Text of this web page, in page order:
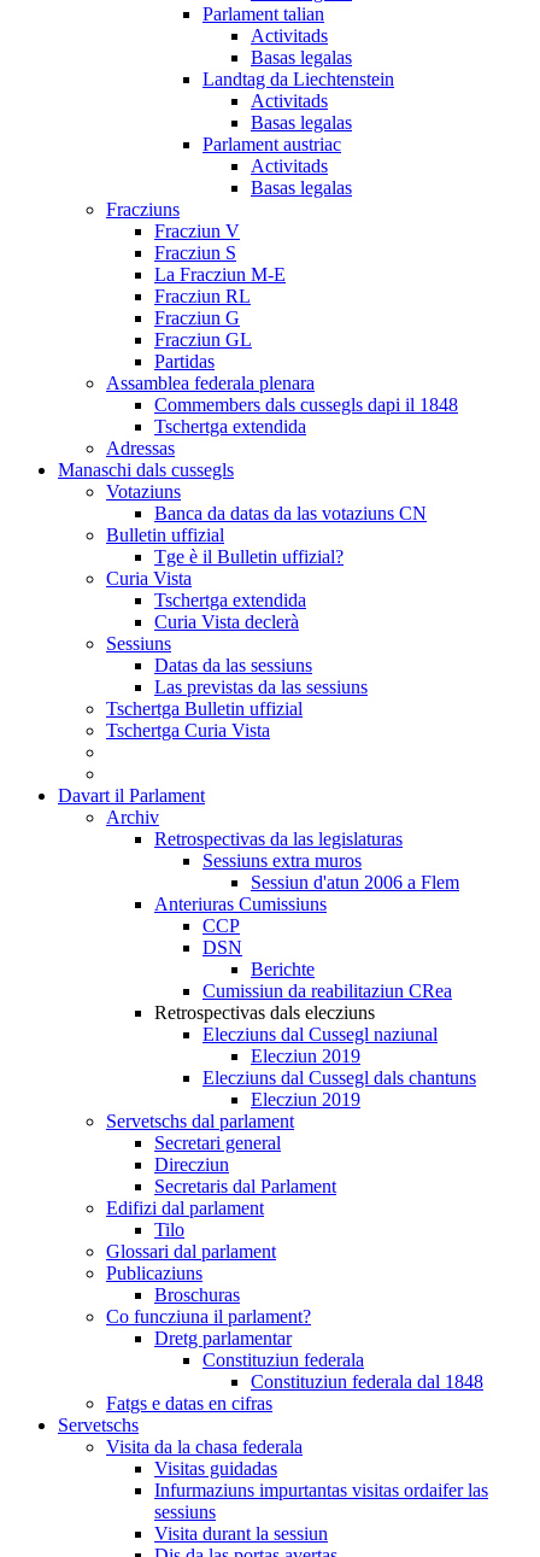
Parlament talian
Activitads
Basas legalas
Landtag da Liechtenstein
Activitads
Basas legalas
Parlament austriac
Activitads
Basas legalas
Fracziuns
Fracziun V
Fracziun S
La Fracziun M-E
Fracziun RL
Fracziun G
Fracziun GL
Partidas
Assamblea federala plenara
Commembers dals cussegls dapi il 1848
Tschertga extendida
Adressas
Manaschi dals cussegls
Votaziuns
Banca da datas da las votaziuns CN
Bulletin uffizial
Tge è il Bulletin uffizial?
Curia Vista
Tschertga extendida
Curia Vista declerà
Sessiuns
Datas da las sessiuns
Las previstas da las sessiuns
Tschertga Bulletin uffizial
Tschertga Curia Vista
Davart il Parlament
Archiv
Retrospectivas da las legislaturas
Sessiuns extra muros
Sessiun d'atun 2006 a Flem
Anteriuras Cumissiuns
CCP
DSN
Berichte
Cumissiun da reabilitaziun CRea
Retrospectivas dals elecziuns
Elecziuns dal Cussegl naziunal
Elecziun 2019
Elecziuns dal Cussegl dals chantuns
Elecziun 2019
Servetschs dal parlament
Secretari general
Direcziun
Secretaris dal Parlament
Edifizi dal parlament
Tilo
Glossari dal parlament
Publicaziuns
Broschuras
Co funcziuna il parlament?
Dretg parlamentar
Constituziun federala
Constituziun federala dal 1848
Fatgs e datas en cifras
Servetschs
Visita da la chasa federala
Visitas guidadas
Infurmaziuns impurtantas visitas ordaifer las
sessiuns
Visita durant la sessiun